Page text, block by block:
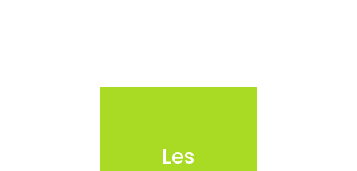
Les